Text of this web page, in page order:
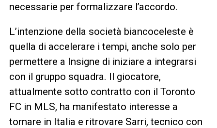
necessarie per formalizzare l’accordo.
L’intenzione della società biancoceleste è
quella di accelerare i tempi, anche solo per
permettere a Insigne di iniziare a integrarsi
con il gruppo squadra. Il giocatore,
attualmente sotto contratto con il Toronto
FC in MLS, ha manifestato interesse a
tornare in Italia e ritrovare Sarri, tecnico con